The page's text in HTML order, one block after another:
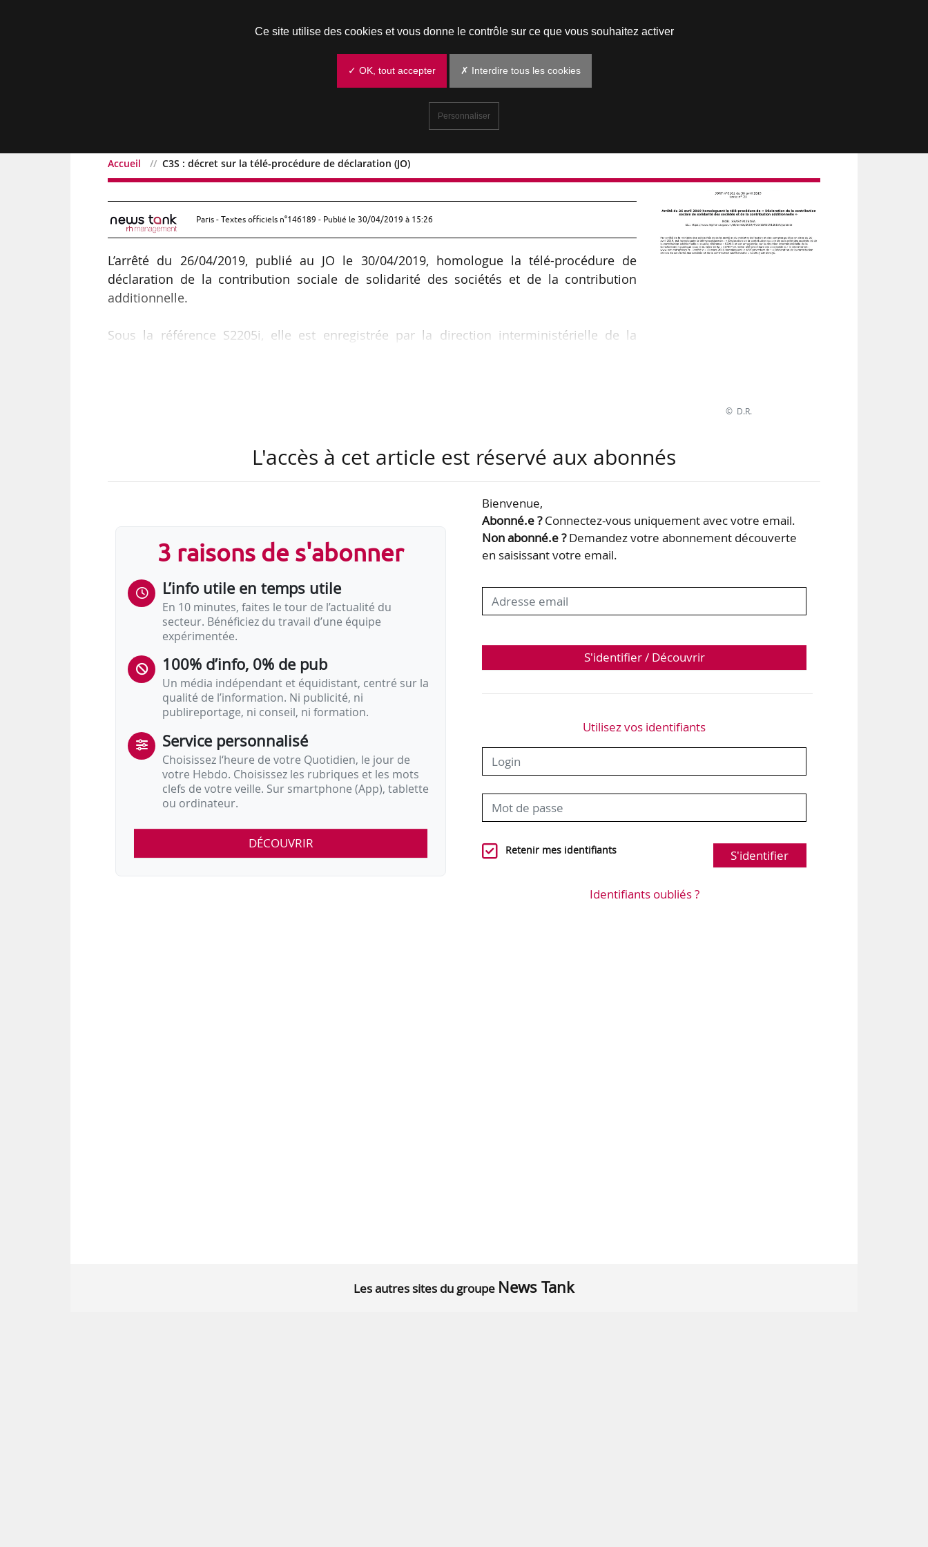
Accueil C3S : décret sur la télé-procédure de déclaration (JO)
C3S : décret sur la télé-procédure de déclaration (JO)
Paris - Textes officiels n°146189 - Publié le 30/04/2019 à 15:26
L’arrêté du 26/04/2019, publié au JO le 30/04/2019, homologue la télé-procédure de
déclaration de la contribution sociale de solidarité des sociétés et de la contribution
additionnelle.
Sous la référence S2205i, elle est enregistrée par la direction interministérielle de la
L’arrêté du 10/03/2016 homologuant la télé-procédure de « déclaration de la contribution
sociale de solidarité des sociétés et de la contribution additionnelle » S2205g est abrogé.
© D.R.
L'accès à cet article est réservé aux abonnés
3 raisons de s'abonner
L’info utile en temps utile
En 10 minutes, faites le tour de l’actualité du
secteur. Bénéficiez du travail d’une équipe
expérimentée.
100% d’info, 0% de pub
Un média indépendant et équidistant, centré sur la
qualité de l’information. Ni publicité, ni
publireportage, ni conseil, ni formation.
Service personnalisé
Choisissez l‘heure de votre Quotidien, le jour de
votre Hebdo. Choisissez les rubriques et les mots
clefs de votre veille. Sur smartphone (App), tablette
ou ordinateur.
DÉCOUVRIR
Bienvenue,
Abonné.e ?Connectez-vous uniquement avec votre email.
Non abonné.e ?Demandez votre abonnement découverte
en saisissant votre email.
S'identifier / Découvrir
Utilisez vos identifiants
Retenir mes identifiants S'identifier
Identifiants oubliés ?
Les autres sites du groupe News Tank
Ce site utilise des cookies et vous donne le contrôle sur ce que vous souhaitez activer
✓ OK, tout accepter ✗ Interdire tous les cookies
Personnaliser